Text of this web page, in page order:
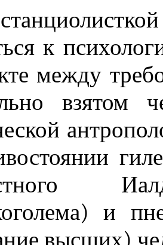
к
между
взятом
и